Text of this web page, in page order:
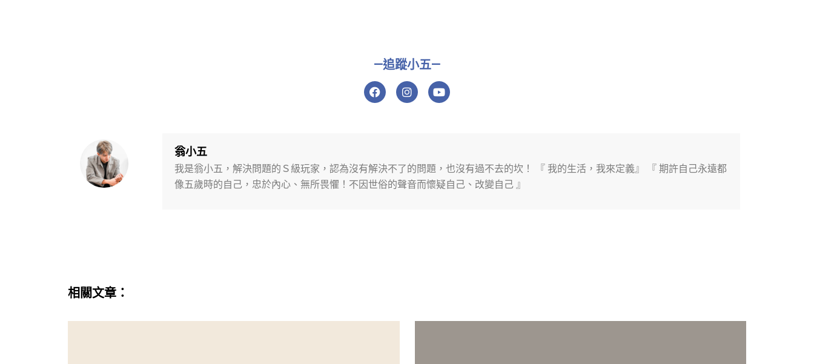
—追蹤小五—
F
a
k
I
n
a
m
Y
o
翁小五
我是翁小五，解決問題的Ｓ級玩家，認為沒有解決不了的問題，也沒有過不去的坎！ 『 我的生活，我來定義』 『 期許自己永遠都
像五歲時的自己，忠於內心、無所畏懼！不因世俗的聲音而懷疑自己、改變自己 』
相關文章：